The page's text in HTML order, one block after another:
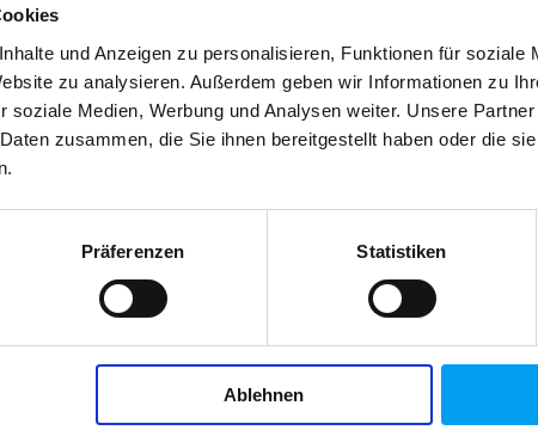
und Anzeigen zu personalisieren, Funktionen für soziale
zu analysieren. Außerdem geben wir Informationen zu
soziale Medien, Werbung und Analysen weiter. Unsere
zusammen, die Sie ihnen bereitgestellt haben oder die
Präferenzen Statistiken
Ablehnen
Weitere Module